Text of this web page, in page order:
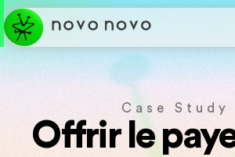
Case Study
Offrir le